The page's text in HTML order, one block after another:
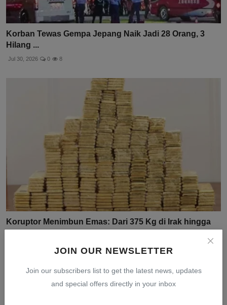
JOIN OUR NEWSLETTER
Join our subscribers list to get the latest news, updates
and special offers directly in your inbox
Korban Tewas Gempa Jepang Naik Jadi 28 Orang, 3
Hilang ...
Jul 30, 2026 0 8
Koruptor Menimbun Emas: Dari 375 Kg di Irak hingga
9